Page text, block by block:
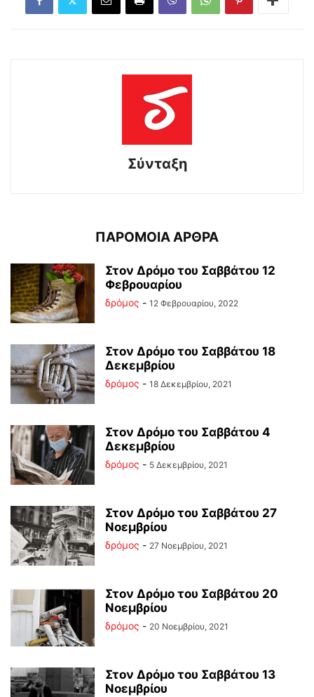
Σύνταξη
ΠΑΡΟΜΟΙΑ ΑΡΘΡΑ
Στον Δρόμο του Σαββάτου 12
Φεβρουαρίου
δρόμος - 12 Φεβρουαρίου, 2022
Στον Δρόμο του Σαββάτου 18
Δεκεμβρίου
δρόμος - 18 Δεκεμβρίου, 2021
Στον Δρόμο του Σαββάτου 4
Δεκεμβρίου
δρόμος - 5 Δεκεμβρίου, 2021
Στον Δρόμο του Σαββάτου 27
Νοεμβρίου
δρόμος - 27 Νοεμβρίου, 2021
Στον Δρόμο του Σαββάτου 20
Νοεμβρίου
δρόμος - 20 Νοεμβρίου, 2021
Στον Δρόμο του Σαββάτου 13
Νοεμβρίου